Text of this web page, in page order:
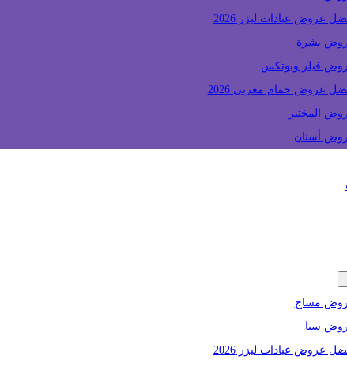
عروض عيادات ليزر 2026
بشرة
فيلر وبوتكس
عروض حمام مغربي 2026
المختبر
أسنان
مساج
سبا
عروض عيادات ليزر 2026